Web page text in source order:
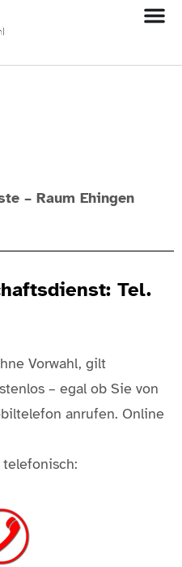
– Raum Ehingen
Tel.
Vorwahl, gilt
– egal ob Sie von
anrufen. Online